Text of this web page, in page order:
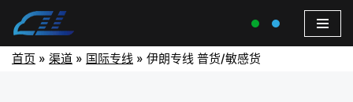
首页 » 渠道 » 国际专线 » 伊朗专线 普货/敏感货